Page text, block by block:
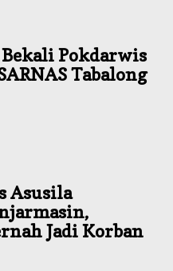
Asusila
Jadi Korban
Maut,
Fasilitas